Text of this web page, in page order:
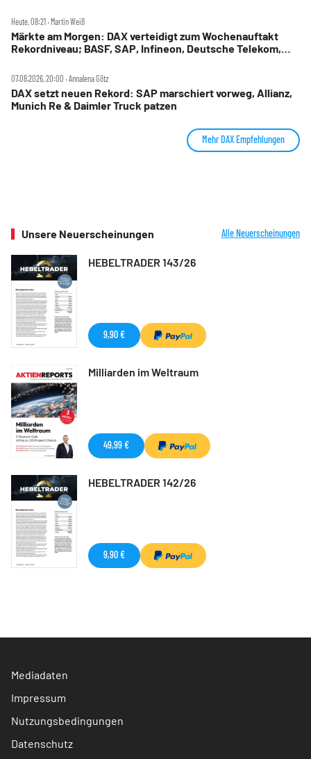
Heute, 08:21 ‧ Martin Weiß
Märkte am Morgen: DAX verteidigt zum Wochenauftakt
Rekordniveau; BASF, SAP, Infineon, Deutsche Telekom,
07.08.2026, 20:00 ‧ Annalena Götz
DAX setzt neuen Rekord: SAP marschiert vorweg, Allianz,
Munich Re & Daimler Truck patzen
Mehr DAX Empfehlungen
Unsere Neuerscheinungen Alle Neuerscheinungen
HEBELTRADER 143/26
9,90 €
Milliarden im Weltraum
49,99 €
HEBELTRADER 142/26
9,90 €
Mediadaten
Impressum
Nutzungsbedingungen
Datenschutz